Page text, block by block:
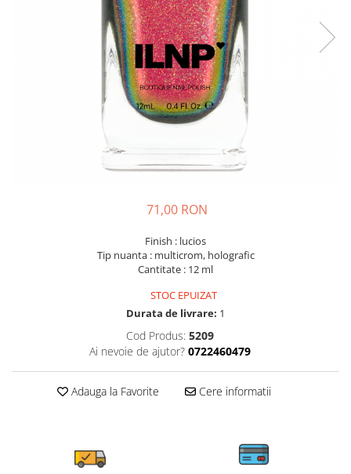
71,00 RON
Finish : lucios
Tip nuanta : multicrom, holografic
Cantitate : 12 ml
STOC EPUIZAT
Durata de livrare: 1
Cod Produs: 5209
Ai nevoie de ajutor? 0722460479
Adauga la Favorite Cere informatii